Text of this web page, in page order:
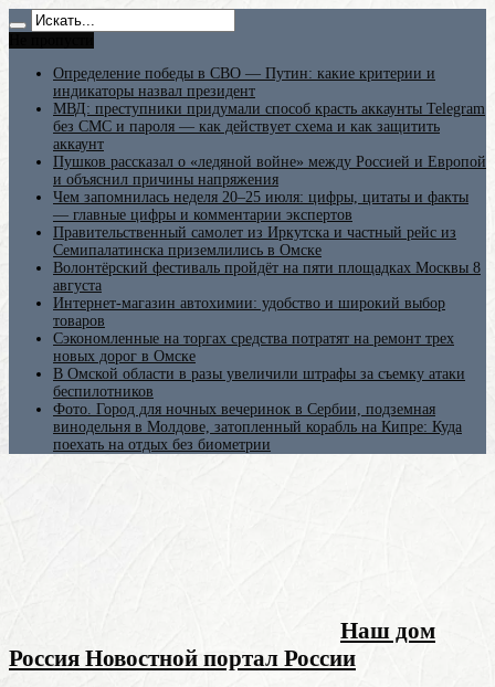
Определение победы в СВО — Путин: какие критерии и
индикаторы назвал президент
МВД: преступники придумали способ красть аккаунты Telegram
без СМС и пароля — как действует схема и как защитить
аккаунт
Пушков рассказал о «ледяной войне» между Россией и Европой
и объяснил причины напряжения
Чем запомнилась неделя 20–25 июля: цифры, цитаты и факты
— главные цифры и комментарии экспертов
Правительственный самолет из Иркутска и частный рейс из
Семипалатинска приземлились в Омске
Волонтёрский фестиваль пройдёт на пяти площадках Москвы 8
августа
Интернет-магазин автохимии: удобство и широкий выбор
товаров
Сэкономленные на торгах средства потратят на ремонт трех
новых дорог в Омске
В Омской области в разы увеличили штрафы за съемку атаки
беспилотников
Фото. Город для ночных вечеринок в Сербии, подземная
винодельня в Молдове, затопленный корабль на Кипре: Куда
поехать на отдых без биометрии
Наш дом
Россия Новостной портал России